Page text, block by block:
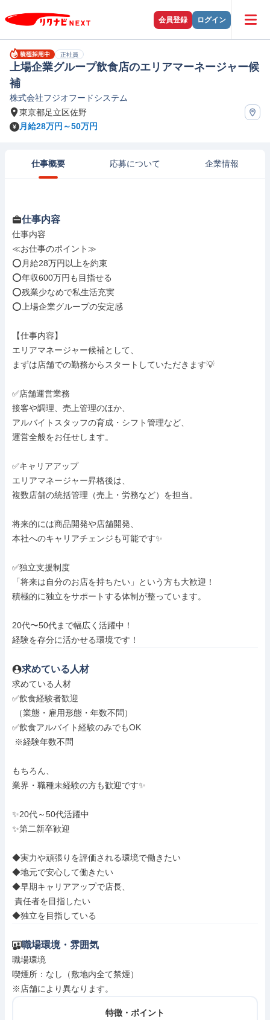
会員登録 ログイン
正社員
上場企業グループ飲食店のエリアマーネージャー候
補
株式会社フジオフードシステム
東京都足立区佐野
月給28万円～50万円
仕事概要 応募について 企業情報
仕事内容
仕事内容
≪お仕事のポイント≫
⭕月給28万円以上を約束
⭕年収600万円も目指せる
⭕残業少なめで私生活充実
⭕上場企業グループの安定感
【仕事内容】
エリアマネージャー候補として、
まずは店舗での勤務からスタートしていただきます💡
✅店舗運営業務
接客や調理、売上管理のほか、
アルバイトスタッフの育成・シフト管理など、
運営全般をお任せします。
✅キャリアアップ
エリアマネージャー昇格後は、
複数店舗の統括管理（売上・労務など）を担当。
将来的には商品開発や店舗開発、
本社へのキャリアチェンジも可能です✨
✅独立支援制度
「将来は自分のお店を持ちたい」という方も大歓迎！
積極的に独立をサポートする体制が整っています。
20代〜50代まで幅広く活躍中！
経験を存分に活かせる環境です！
求めている人材
求めている人材
✅飲食経験者歓迎
✅飲食アルバイト経験のみでもOK
もちろん、
業界・職種未経験の方も歓迎です✨
✨20代～50代活躍中
✨第二新卒歓迎
◆実力や頑張りを評価される環境で働きたい
◆地元で安心して働きたい
◆早期キャリアアップで店長、
◆独立を目指している
職場環境・雰囲気
職場環境
喫煙所：なし（敷地内全て禁煙）
※店舗により異なります。
特徴・ポイント